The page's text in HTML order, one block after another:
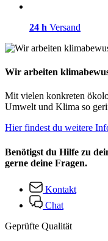
24 h Versand
Wir arbeiten
Mit vielen konkreten
Umwelt und Klima so
Hier findest du weitere
Benötigst du Hilfe zu
gerne deine Fragen.
Kontakt
Chat
Geprüfte Qualität